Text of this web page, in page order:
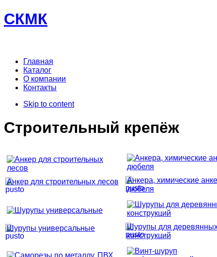
СКМК
Главная
Каталог
О компании
Контакты
Skip to content
Строительный крепёж
Анкер для строительных лесов
Анкера, химические
дюбеля
Шурупы универсальные
Шурупы для
конструкций